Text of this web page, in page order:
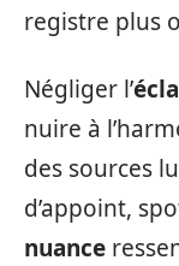
registre plus
Négliger l’
nuire à
des sources
d’appoint,
nuance